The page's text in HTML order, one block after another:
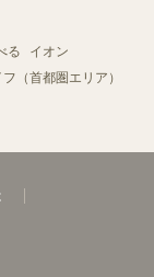
る
イオン
フ（首都圏エリア）